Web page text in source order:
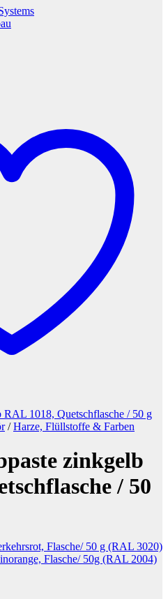
/ Harze, Flüllstoffe & Farben
zinkgelb
/ 50